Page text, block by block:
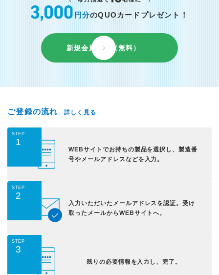
円分のQUOカードプレゼント！
新規会員登録（無料）
ご登録の流れ 詳しく見る
STEP
1
WEBサイトでお持ちの製品を選択し、製造番
号やメールアドレスなどを入力。
STEP
2
入力いただいた メールアドレスを認証。受け
取ったメールからWEBサイトへ。
STEP
3
残りの必要情報を入力し、完了。